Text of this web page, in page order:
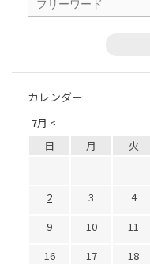
カレンダー
7月 <
日 月 火
2
3 4
9
10 11
16
17 18